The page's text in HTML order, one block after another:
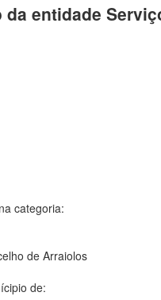
entidade
categoria:
de Arraiolos
de: